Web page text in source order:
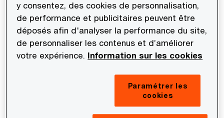
réalisée sous contrôle commun. Les règles
comptables imposent en effet de considérer
l’opération dans son ensemble : la filialisation et
la perte de contrôle sur l’activité apportée sont
l’apport de l’activité à un tiers.
: un engagement de cession
y consentez, des cookies de personnalisation,
de performance et publicitaires peuvent être
déposés afin d'analyser la performance du site,
de personnaliser les contenus et d’améliorer
votre expérience. Information sur les cookies
Paramétrer les
cookies